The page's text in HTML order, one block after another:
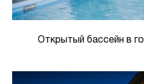
Открытый бассейн в